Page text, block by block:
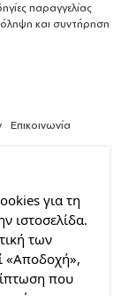
παραγγελίας
και συντήρηση
Επικοινωνία
για τη
ιστοσελίδα.
των
«Αποδοχή»,
που